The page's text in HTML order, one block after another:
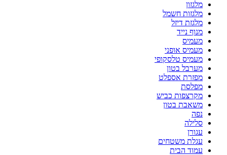
מלגזון
מלגזות חשמל
מלגזת דיזל
מנוף נייד
מעמיס
מעמיס אופני
מעמיס טלסקופי
מערבל בטון
מפזרת אספלט
מפלסת
מקרצפות כביש
משאבת בטון
נפה
סלילה
עגורן
עגלת משטחים
עמוד הבית